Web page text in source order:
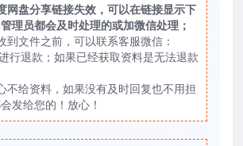
网盘分享链接失效，可以在链接显示下
理员都会及时处理的或加微信处理；
到文件之前，可以联系客服微信：
行退款；如果已经获取资料是无法退款
不给资料，如果没有及时回复也不用担
发给您的！放心！